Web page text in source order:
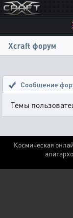
Xcraft форум
Сообщение
Темы
Космическая